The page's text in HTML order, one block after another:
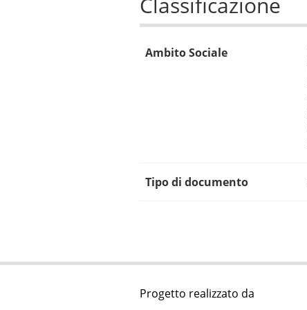
Ambito Sociale
Tipo di documento
Progetto realizzato da